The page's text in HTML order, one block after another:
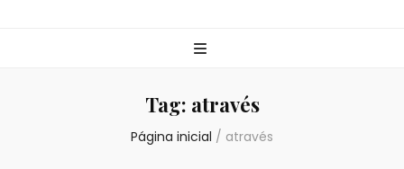
Tag: através
Página inicial / através